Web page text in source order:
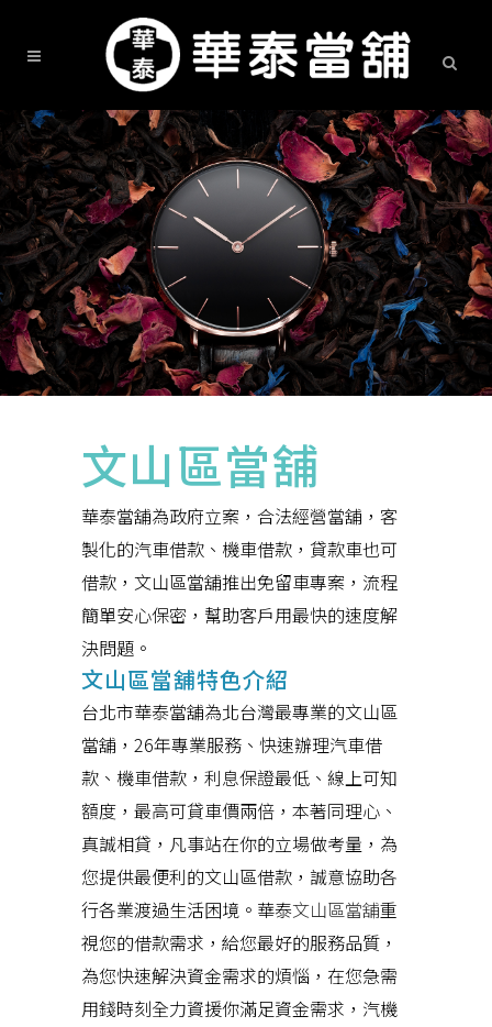
文山區當舖
華泰當舖為政府立案，合法經營當舖，客
製化的汽車借款、機車借款，貸款車也可
借款，文山區當舖推出免留車專案，流程
簡單安心保密，幫助客戶用最快的速度解
決問題。
文山區當舖特色介紹
台北市華泰當舖為北台灣最專業的文山區
當舖，26年專業服務、快速辦理汽車借
款、機車借款，利息保證最低、線上可知
額度，最高可貸車價兩倍，本著同理心、
真誠相貸，凡事站在你的立場做考量，為
您提供最便利的文山區借款，誠意協助各
行各業渡過生活困境。華泰文山區當舖重
視您的借款需求，給您最好的服務品質，
為您快速解決資金需求的煩惱，在您急需
用錢時刻全力資援你滿足資金需求，汽機